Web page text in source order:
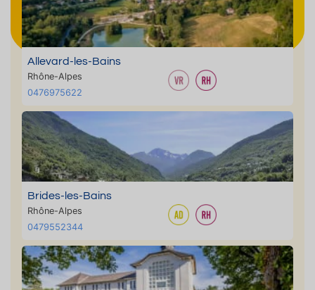
Allevard-les-Bains
Rhône-Alpes
0476975622
Brides-les-Bains
Rhône-Alpes
0479552344